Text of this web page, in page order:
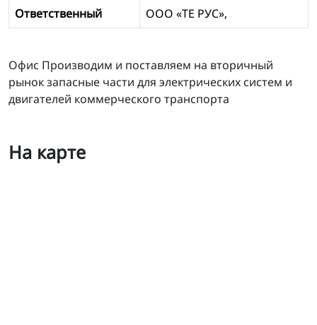
Ответственный
ООО «ТЕ РУС»,
Офис Производим и поставляем на вторичный
рынок запасные части для электрических систем и
двигателей коммерческого транспорта
На карте